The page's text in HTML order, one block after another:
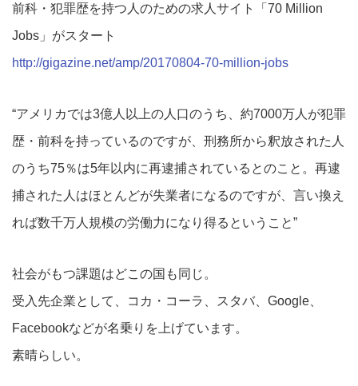
前科・犯罪歴を持つ人のための求人サイト「70 Million
Jobs」がスタート
http://gigazine.net/amp/20170804-70-million-jobs
“アメリカでは3億人以上の人口のうち、約7000万人が犯罪
歴・前科を持っているのですが、刑務所から釈放された人
のうち75％は5年以内に再逮捕されているとのこと。再逮
捕された人はほとんどが失業者になるのですが、言い換え
れば数千万人規模の労働力になり得るということ”
社会がもつ課題はどこの国も同じ。
受入先企業として、コカ・コーラ、スタバ、Google、
Facebookなどが名乗りを上げています。
素晴らしい。